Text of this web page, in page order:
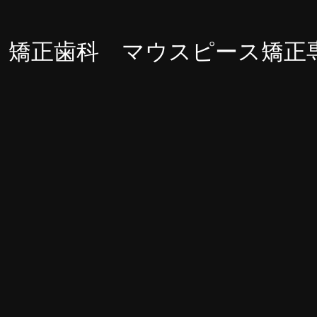
矯正歯科 マウスピース矯正